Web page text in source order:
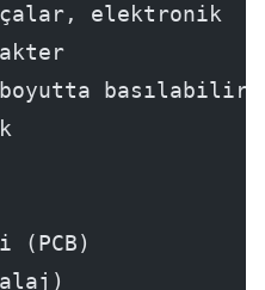
elektronik
basılabilir
(PCB)